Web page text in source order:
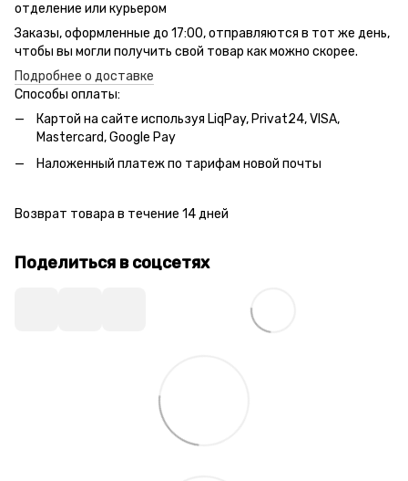
отделение или курьером
Заказы, оформленные до 17:00, отправляются в тот же день,
чтобы вы могли получить свой товар как можно скорее.
Подробнее о доставке
Способы оплаты:
Картой на сайте используя LiqPay, Privat24, VISA,
Mastercard, Google Pay
Наложенный платеж по тарифам новой почты
Возврат товара в течение 14 дней
Поделиться в соцсетях